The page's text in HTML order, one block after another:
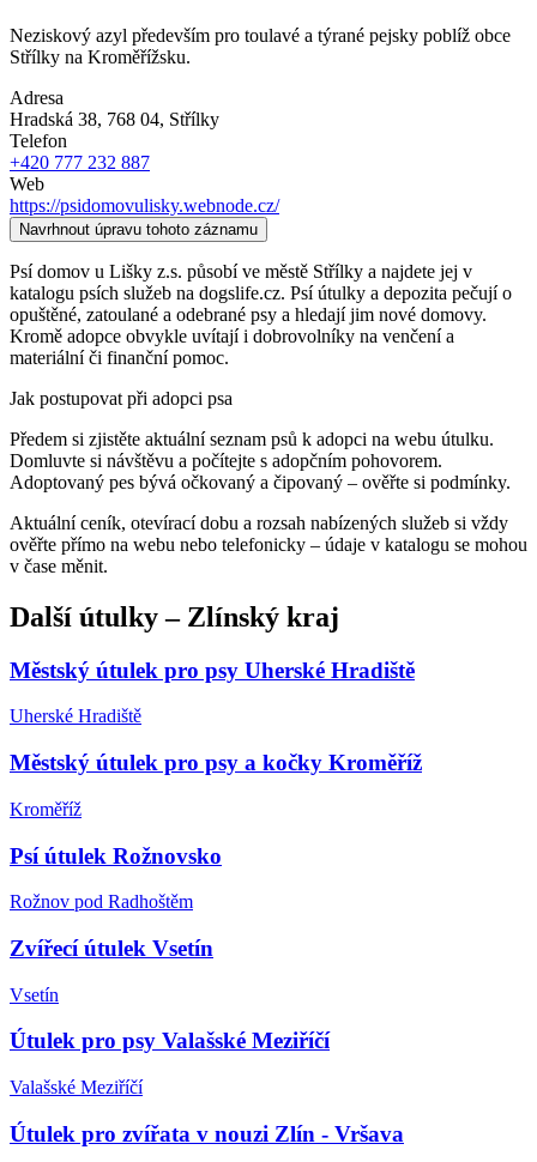
Neziskový azyl především pro toulavé a týrané pejsky poblíž obce
Střílky na Kroměřížsku.
Adresa
Hradská 38, 768 04, Střílky
Telefon
+420 777 232 887
Web
https://psidomovulisky.webnode.cz/
Navrhnout úpravu tohoto záznamu
Psí domov u Lišky z.s. působí ve městě Střílky a najdete jej v
katalogu psích služeb na dogslife.cz. Psí útulky a depozita pečují o
opuštěné, zatoulané a odebrané psy a hledají jim nové domovy.
Kromě adopce obvykle uvítají i dobrovolníky na venčení a
materiální či finanční pomoc.
Jak postupovat při adopci psa
Předem si zjistěte aktuální seznam psů k adopci na webu útulku.
Domluvte si návštěvu a počítejte s adopčním pohovorem.
Adoptovaný pes bývá očkovaný a čipovaný – ověřte si podmínky.
Aktuální ceník, otevírací dobu a rozsah nabízených služeb si vždy
ověřte přímo na webu nebo telefonicky – údaje v katalogu se mohou
v čase měnit.
Další útulky– Zlínský kraj
Městský útulek pro psy Uherské Hradiště
Uherské Hradiště
Městský útulek pro psy a kočky Kroměříž
Kroměříž
Psí útulek Rožnovsko
Rožnov pod Radhoštěm
Zvířecí útulek Vsetín
Vsetín
Útulek pro psy Valašské Meziříčí
Valašské Meziříčí
Útulek pro zvířata v nouzi Zlín - Vršava